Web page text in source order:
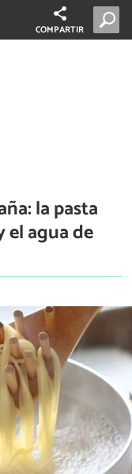
COMPARTIR
la pasta
el agua de